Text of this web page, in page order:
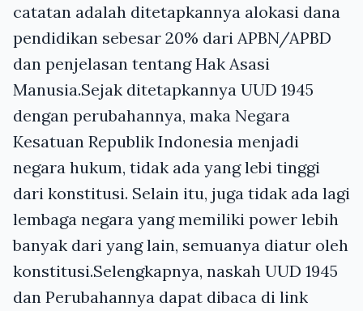
catatan adalah ditetapkannya alokasi dana
pendidikan sebesar 20% dari APBN/APBD
dan penjelasan tentang Hak Asasi
Manusia.Sejak ditetapkannya UUD 1945
dengan perubahannya, maka Negara
Kesatuan Republik Indonesia menjadi
negara hukum, tidak ada yang lebi tinggi
dari konstitusi. Selain itu, juga tidak ada lagi
lembaga negara yang memiliki power lebih
banyak dari yang lain, semuanya diatur oleh
konstitusi.Selengkapnya, naskah UUD 1945
dan Perubahannya dapat dibaca di link